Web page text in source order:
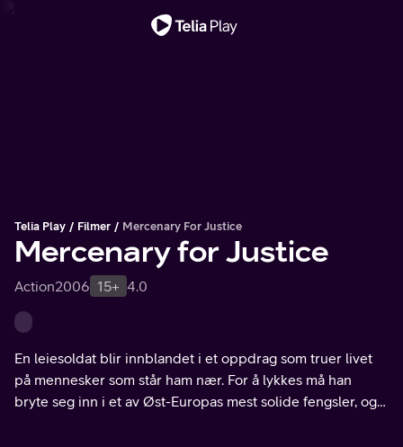
Telia Play Filmer Mercenary For Justice
Mercenary for Justice
Action2006 15+ 4.0
En leiesoldat blir innblandet i et oppdrag som truer livet
på mennesker som står ham nær. For å lykkes må han
bryte seg inn i et av Øst-Europas mest solide fengsler, og